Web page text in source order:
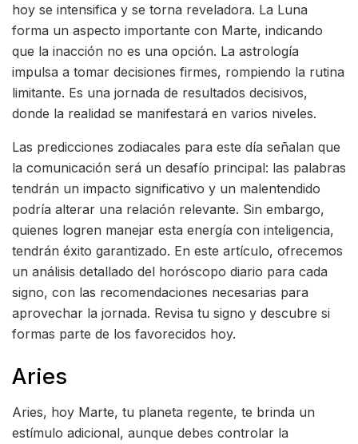
hoy se intensifica y se torna reveladora. La Luna
forma un aspecto importante con Marte, indicando
que la inacción no es una opción. La astrología
impulsa a tomar decisiones firmes, rompiendo la rutina
limitante. Es una jornada de resultados decisivos,
donde la realidad se manifestará en varios niveles.
Las predicciones zodiacales para este día señalan que
la comunicación será un desafío principal: las palabras
tendrán un impacto significativo y un malentendido
podría alterar una relación relevante. Sin embargo,
quienes logren manejar esta energía con inteligencia,
tendrán éxito garantizado. En este artículo, ofrecemos
un análisis detallado del horóscopo diario para cada
signo, con las recomendaciones necesarias para
aprovechar la jornada. Revisa tu signo y descubre si
formas parte de los favorecidos hoy.
Aries
Aries, hoy Marte, tu planeta regente, te brinda un
estímulo adicional, aunque debes controlar la